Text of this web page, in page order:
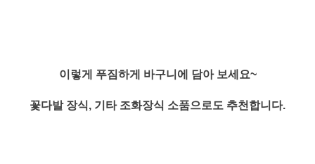
이렇게 푸짐하게 바구니에 담아 보세요~
꽃다발 장식, 기타 조화장식 소품으로도 추천합니다.